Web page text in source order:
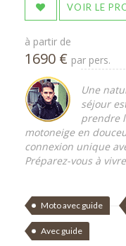
VOIR LE
à partir de
1690 € par pers.
Une
séjour
prendre
motoneige en
connexion unique
Préparez-vous à
Moto avec guide
Avec guide